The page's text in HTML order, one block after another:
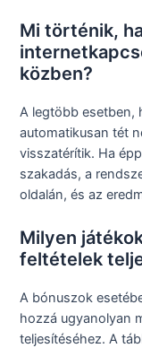
Mi történik,
közben?
A legtöbb esetben,
automatikusan tét
visszatérítik. Ha
szakadás, a
oldalán, és az
Milyen
feltételek
A bónuszok
hozzá ugyanolyan
teljesítéséhez. A